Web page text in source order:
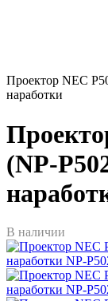
Проектор NEC
наработки
(NP-
В наличии